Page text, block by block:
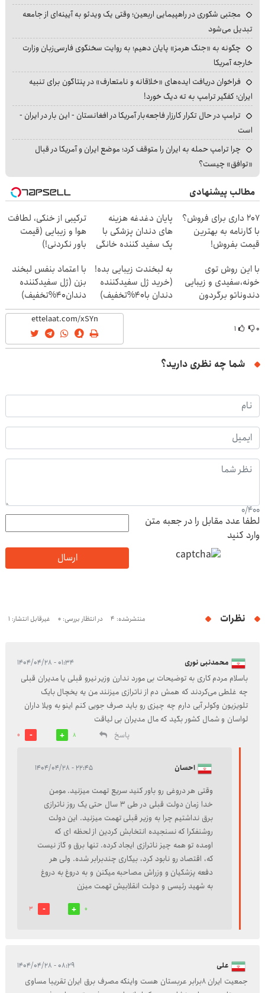
مجتبی شکوری در راهپیمایی اربعین؛ وقتی یک ویدئو به آیینه‌ای از جامعه
تبدیل می‌شود
چگونه به «جنگ هرمز» پایان دهیم؛ به روایت سخنگوی فارسی‌زبان وزارت
خارجه آمریکا
فراخوان دریافت ایده‌های «خلاقانه و نامتعارف» در پنتاگون برای تنبیه
ایران؛ کفگیر ترامپ به ته دیگ خورد!
ترامپ در حال تکرار کارزار فاجعه‌بار آمریکا در افغانستان - این بار در ایران -
است
چرا ترامپ حمله به ایران را متوقف کرد؛ موضع ایران و آمریکا در قبال
«توافق» چیست؟
مطالب پیشنهادی
207 داری برای فروش؟
با کارنامه به بهترین
قیمت بفروش!
پایان دغدغه هزینه
های دندان پزشکی با
پک سفید کننده خانگی
ترکیبی از خنکی، لطافت
هوا و زیبایی (قیمت
باور نکردنی!)
با این روش توی
خونه،سفیدی و زیبایی
دندوناتو برگردون
(40%off)
به لبخندت زیبایی بده!
(خرید ژل سفیدکننده
دندان با40%تخفیف)
با اعتماد بنفس لبخند
بزن (ژل سفیدکننده
دندان40%تخفیف)
۰ ۱
شما چه نظری دارید؟
0/400
لطفا عدد مقابل را در جعبه متن
وارد کنید
ارسال
نظرات منتشرشده: 4 در انتظار بررسی: 0 غیرقابل انتشار: 1
محمدنبی نوری ۰۱:۳۴ - ۱۴۰۴/۰۴/۲۸
باسلام مردم کاری به توضیحات بی مورد ندارن وزیر نیرو قبلی یا مدیران قبلی
چه غلطی می‌کردند که همش دم از ناترازی میزنند من یه یخچال بایک
تلویزیون وکولر آبی دارم چه چیزی رو باید صرف جویی کنم اینو به ویلا داران
لواسان و شمال کشور بگید که مال مدیران بی لیاقت
پاسخ
8
0
احسان ۲۲:۴۵ - ۱۴۰۴/۰۴/۲۸
وقتی هر دروغی رو باور کنید سریع تهمت میزنید. مومن
خدا زمان دولت قبلی در طی 3 سال حتی یک روز ناترازی
برق نداشتیم چرا به وزیر قبلی تهمت میزنید. این دولت
روشنفکرا که نسنجیده انتخابش کردین از لحظه ای که
اومده تو همه چیز ناترازی ایجاد کرده. تنها برق و گاز نیست
که، اقتصاد رو نابود کرد، بیکاری چندبرابر شده. ولی هر
دفعه پزشکیان و وزراش مصاحبه میکنن و به دروغ به دروغ
به شهید رئیسی و دولت انقلابیش تهمت میزن
0
3
علی ۰۸:۲۹ - ۱۴۰۴/۰۴/۲۸
جمعیت ایران ۸برابر عربستان هست واینکه مصرف برق ایران تقریبا مساوی